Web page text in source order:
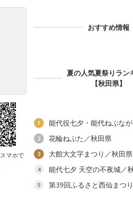
マホで
おすすめ情報
夏の人気夏祭りラン
【秋田県】
1 能代役七夕・能代ねぶな
2 花輪ねぷた／秋田県
3 大館大文字まつり／秋田県
4 能代七夕 天空の不夜城／
5
第39回ふるさと西仙まつ